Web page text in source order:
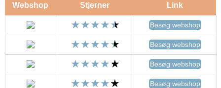
Webshop Stjerner Link
Besøg webshop
Besøg webshop
Besøg webshop
Besøg webshop